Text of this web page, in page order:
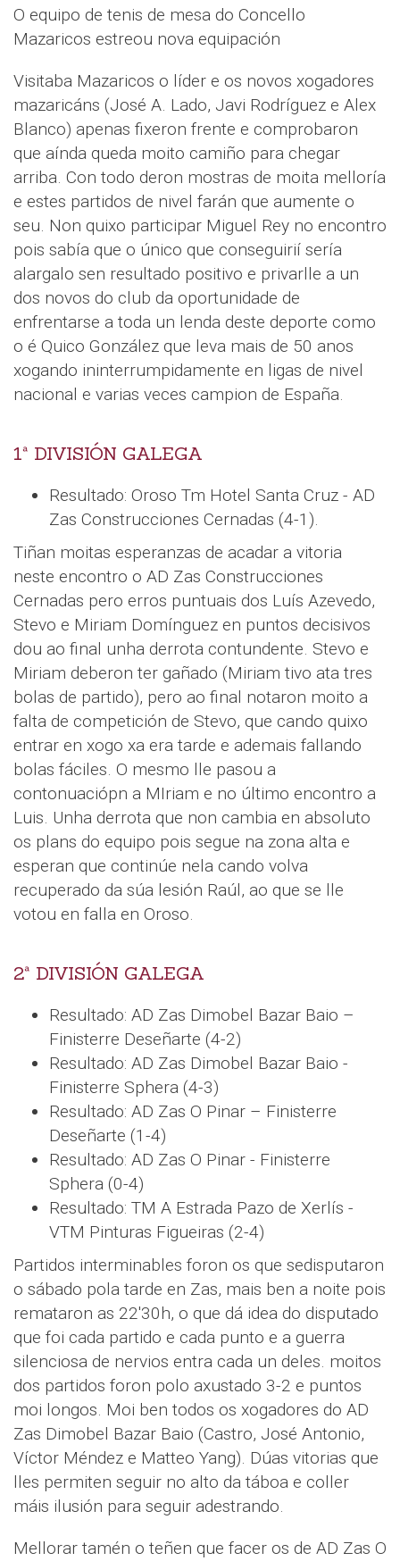
O equipo de tenis de mesa do Concello
Mazaricos estreou nova equipación
Visitaba Mazaricos o líder e os novos xogadores
mazaricáns (José A. Lado, Javi Rodríguez e Alex
Blanco) apenas fixeron frente e comprobaron
que aínda queda moito camiño para chegar
arriba. Con todo deron mostras de moita melloría
e estes partidos de nivel farán que aumente o
seu. Non quixo participar Miguel Rey no encontro
pois sabía que o único que conseguirií sería
alargalo sen resultado positivo e privarlle a un
dos novos do club da oportunidade de
enfrentarse a toda un lenda deste deporte como
o é Quico González que leva mais de 50 anos
xogando ininterrumpidamente en ligas de nivel
nacional e varias veces campion de España.
1ª DIVISIÓN GALEGA
Resultado: Oroso Tm Hotel Santa Cruz - AD
Zas Construcciones Cernadas (4-1).
Tiñan moitas esperanzas de acadar a vitoria
neste encontro o AD Zas Construcciones
Cernadas pero erros puntuais dos Luís Azevedo,
Stevo e Miriam Domínguez en puntos decisivos
dou ao final unha derrota contundente. Stevo e
Miriam deberon ter gañado (Miriam tivo ata tres
bolas de partido), pero ao final notaron moito a
falta de competición de Stevo, que cando quixo
entrar en xogo xa era tarde e ademais fallando
bolas fáciles. O mesmo lle pasou a
contonuaciópn a MIriam e no último encontro a
Luis. Unha derrota que non cambia en absoluto
os plans do equipo pois segue na zona alta e
esperan que continúe nela cando volva
recuperado da súa lesión Raúl, ao que se lle
votou en falla en Oroso.
2ª DIVISIÓN GALEGA
Resultado: AD Zas Dimobel Bazar Baio –
Finisterre Deseñarte (4-2)
Resultado: AD Zas Dimobel Bazar Baio -
Finisterre Sphera (4-3)
Resultado: AD Zas O Pinar – Finisterre
Deseñarte (1-4)
Resultado: AD Zas O Pinar - Finisterre
Sphera (0-4)
Resultado: TM A Estrada Pazo de Xerlís -
VTM Pinturas Figueiras (2-4)
Partidos interminables foron os que sedisputaron
o sábado pola tarde en Zas, mais ben a noite pois
remataron as 22'30h, o que dá idea do disputado
que foi cada partido e cada punto e a guerra
silenciosa de nervios entra cada un deles. moitos
dos partidos foron polo axustado 3-2 e puntos
moi longos. Moi ben todos os xogadores do AD
Zas Dimobel Bazar Baio (Castro, José Antonio,
Víctor Méndez e Matteo Yang). Dúas vitorias que
lles permiten seguir no alto da táboa e coller
máis ilusión para seguir adestrando.
Mellorar tamén o teñen que facer os de AD Zas O